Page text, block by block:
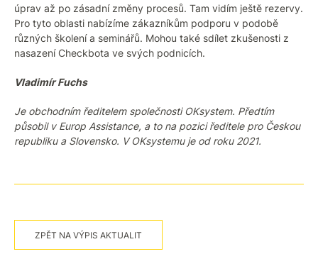
úprav až po zásadní změny procesů. Tam vidím ještě rezervy.
Pro tyto oblasti nabízíme zákazníkům podporu v podobě
různých školení a seminářů. Mohou také sdílet zkušenosti z
nasazení Checkbota ve svých podnicích.
Vladimír Fuchs
Je obchodním ředitelem společnosti OKsystem. Předtím
působil v Europ Assistance, a to na pozici ředitele pro Českou
republiku a Slovensko. V OKsystemu je od roku 2021.
ZPĚT NA VÝPIS AKTUALIT